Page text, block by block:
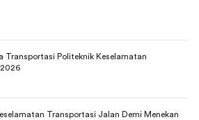
Transportasi Politeknik Keselamatan
Transportasi Jalan Demi Menekan